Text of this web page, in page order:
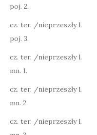
poj. 2.
cz. ter. /nieprzeszły l.
poj. 3.
cz. ter. /nieprzeszły l.
mn. 1.
cz. ter. /nieprzeszły l.
mn. 2.
cz. ter. /nieprzeszły l.